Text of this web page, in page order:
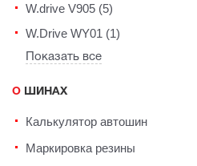
W.drive V905 (5)
W.Drive WY01 (1)
Показать все
О ШИНАХ
Калькулятор автошин
Маркировка резины